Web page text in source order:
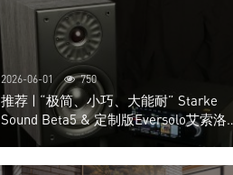
2026-06-01 750
推荐 | “极简、小巧、大能耐” Starke
Sound Beta5 & 定制版Eversolo艾索洛
Play音响组合